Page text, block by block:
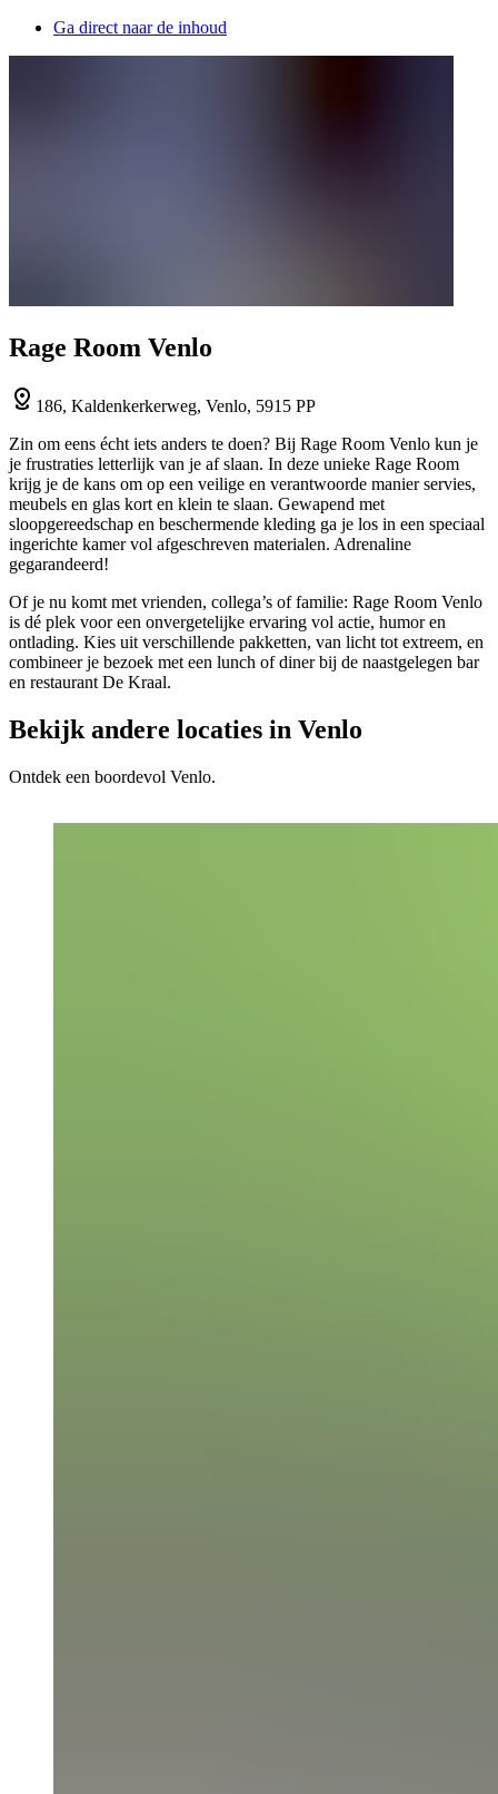
Ga direct naar de inhoud
Rage Room Venlo
186, Kaldenkerkerweg, Venlo, 5915 PP
Zin om eens écht iets anders te doen? Bij Rage Room Venlo kun je
je frustraties letterlijk van je af slaan. In deze unieke Rage Room
krijg je de kans om op een veilige en verantwoorde manier servies,
meubels en glas kort en klein te slaan. Gewapend met
sloopgereedschap en beschermende kleding ga je los in een speciaal
ingerichte kamer vol afgeschreven materialen. Adrenaline
gegarandeerd!
Of je nu komt met vrienden, collega’s of familie: Rage Room Venlo
is dé plek voor een onvergetelijke ervaring vol actie, humor en
ontlading. Kies uit verschillende pakketten, van licht tot extreem, en
combineer je bezoek met een lunch of diner bij de naastgelegen bar
en restaurant De Kraal.
Bekijk andere locaties in Venlo
Ontdek een boordevol Venlo.